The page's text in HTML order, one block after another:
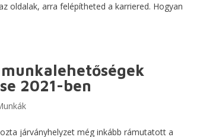
oldalak, arra felépítheted a karriered. Hogyan
2021-ben
járványhelyzet még inkább rámutatott a